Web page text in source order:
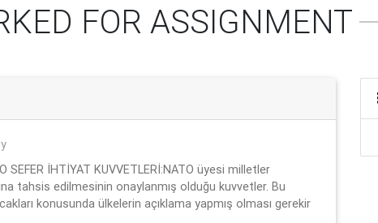
FOR ASSIGNMENT
SEFER İHTİYAT KUVVETLERİ:NATO üyesi milletler
tahsis edilmesinin onaylanmış olduğu kuvvetler. Bu
konusunda ülkelerin açıklama yapmış olması gerekir